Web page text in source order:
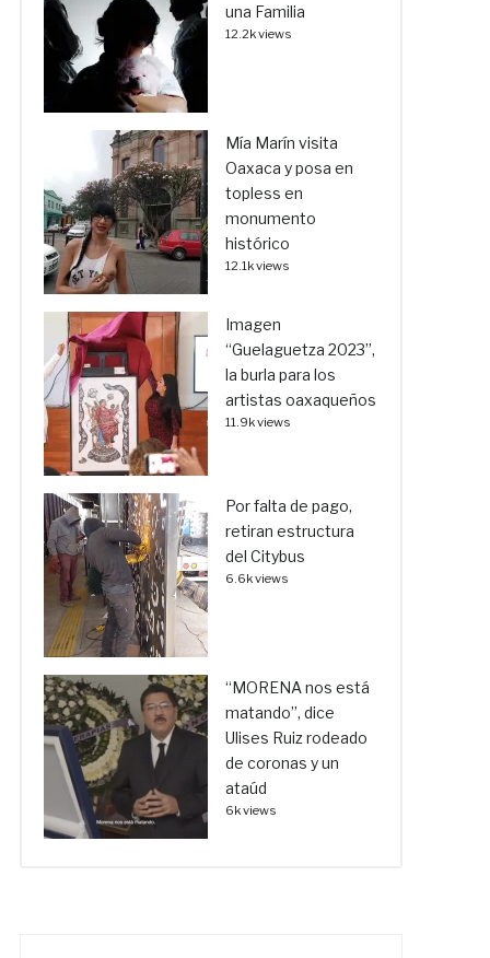
una Familia
12.2k views
Mía Marín visita
Oaxaca y posa en
topless en
monumento
histórico
12.1k views
Imagen
“Guelaguetza 2023”,
la burla para los
artistas oaxaqueños
11.9k views
Por falta de pago,
retiran estructura
del Citybus
6.6k views
“MORENA nos está
matando”, dice
Ulises Ruiz rodeado
de coronas y un
ataúd
6k views